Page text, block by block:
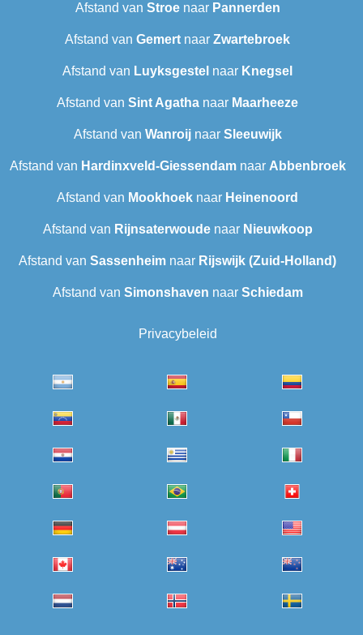
Afstand van Stroenaar Pannerden
Afstand van Gemert naar Zwartebroek
Afstand van Luyksgestel naar Knegsel
Afstand van Sint Agatha naar Maarheeze
Afstand van Wanroijnaar Sleeuwijk
Afstand van Hardinxveld-Giessendamnaar Abbenbroek
Afstand van Mookhoek naar Heinenoord
Afstand van Rijnsaterwoudenaar Nieuwkoop
Afstand van Sassenheim naar Rijswijk (Zuid-Holland)
Afstand van Simonshaven naar Schiedam
Privacybeleid